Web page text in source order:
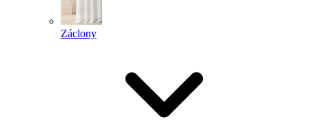
Záclony